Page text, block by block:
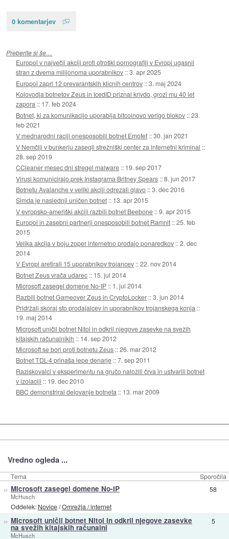
0 komentarjev
Preberite si še…
Europol v največji akciji proti otroški pornografiji v Evropi ugasnil
stran z dvema milijonoma uporabnikov ::3. apr 2025
Europol zaprl 12 prevarantskih klicnih centrov ::3. maj 2024
Kolovodja botnetov Zeus in IcedID priznal krivdo, grozi mu 40 let
zapora :: 17. feb 2024
Botnet, ki za komunikacijo uporablja bitcoinovo verigo blokov ::23.
feb 2021
V mednarodni raciji onesposobili botnet Emotet ::30. jan 2021
V Nemčiji v bunkerju zasegli strežniški center za internetni kriminal ::
28. sep 2019
CCleaner mesec dni stregel malware :: 19. sep 2017
Virusi komunicirajo prek Instagrama Britney Spears ::8. jun 2017
Botnetu Avalanche v veliki akciji odrezali glavo ::3. dec 2016
Simda je naslednji uničen botnet :: 13. apr 2015
V evropsko-ameriški akciji razbili botnet Beebone ::9. apr 2015
Europol in zasebni partnerji onesposobili botnet Ramnit ::25. feb
2015
Velika akcija v boju zoper internetno prodajo ponaredkov ::2. dec
2014
V Evropi aretirali 15 uporabnikov trojancev ::22. nov 2014
Botnet Zeus vrača udarec :: 15. jul 2014
Microsoft zasegel domene No-IP :: 1. jul 2014
Razbili botnet Gameover Zeus in CryptoLocker ::3. jun 2014
Pridržali skoraj sto prodajalcev in uporabnikov trojanskega konja ::
19. maj 2014
Microsoft uničil botnet Nitol in odkril njegove zasevke na svežih
kitajskih računalnikih :: 14. sep 2012
Microsoft se bori proti botnetu Zeus ::26. mar 2012
Botnet TDL-4 prinaša lepe denarje ::7. sep 2011
Raziskovalci v eksperimentu na gručo naložili črva in ustvarili botnet
v izolaciji :: 19. dec 2010
BBC demonstriral delovanje botneta :: 13. mar 2009
Vredno ogleda ...
Tema Sporočila
» Microsoft zasegel domene No-IP
McHusch
Oddelek: Novice/Omrežja / internet
58
» Microsoft uničil botnet Nitol in odkril njegove zasevke
na svežih kitajskih računalni
McHusch
5